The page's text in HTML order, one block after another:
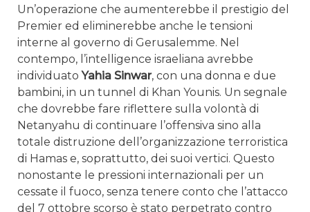
Un’operazione che aumenterebbe il prestigio del
Premier ed eliminerebbe anche le tensioni
interne al governo di Gerusalemme. Nel
contempo, l’intelligence israeliana avrebbe
individuatoYahia Sinwar, con una donna e due
bambini, in un tunnel di Khan Younis. Un segnale
che dovrebbe fare riflettere sulla volontà di
Netanyahu di continuare l’offensiva sino alla
totale distruzione dell’organizzazione terroristica
di Hamas e, soprattutto, dei suoi vertici. Questo
nonostante le pressioni internazionali per un
cessate il fuoco, senza tenere conto che l’attacco
del 7 ottobre scorso è stato perpetrato contro